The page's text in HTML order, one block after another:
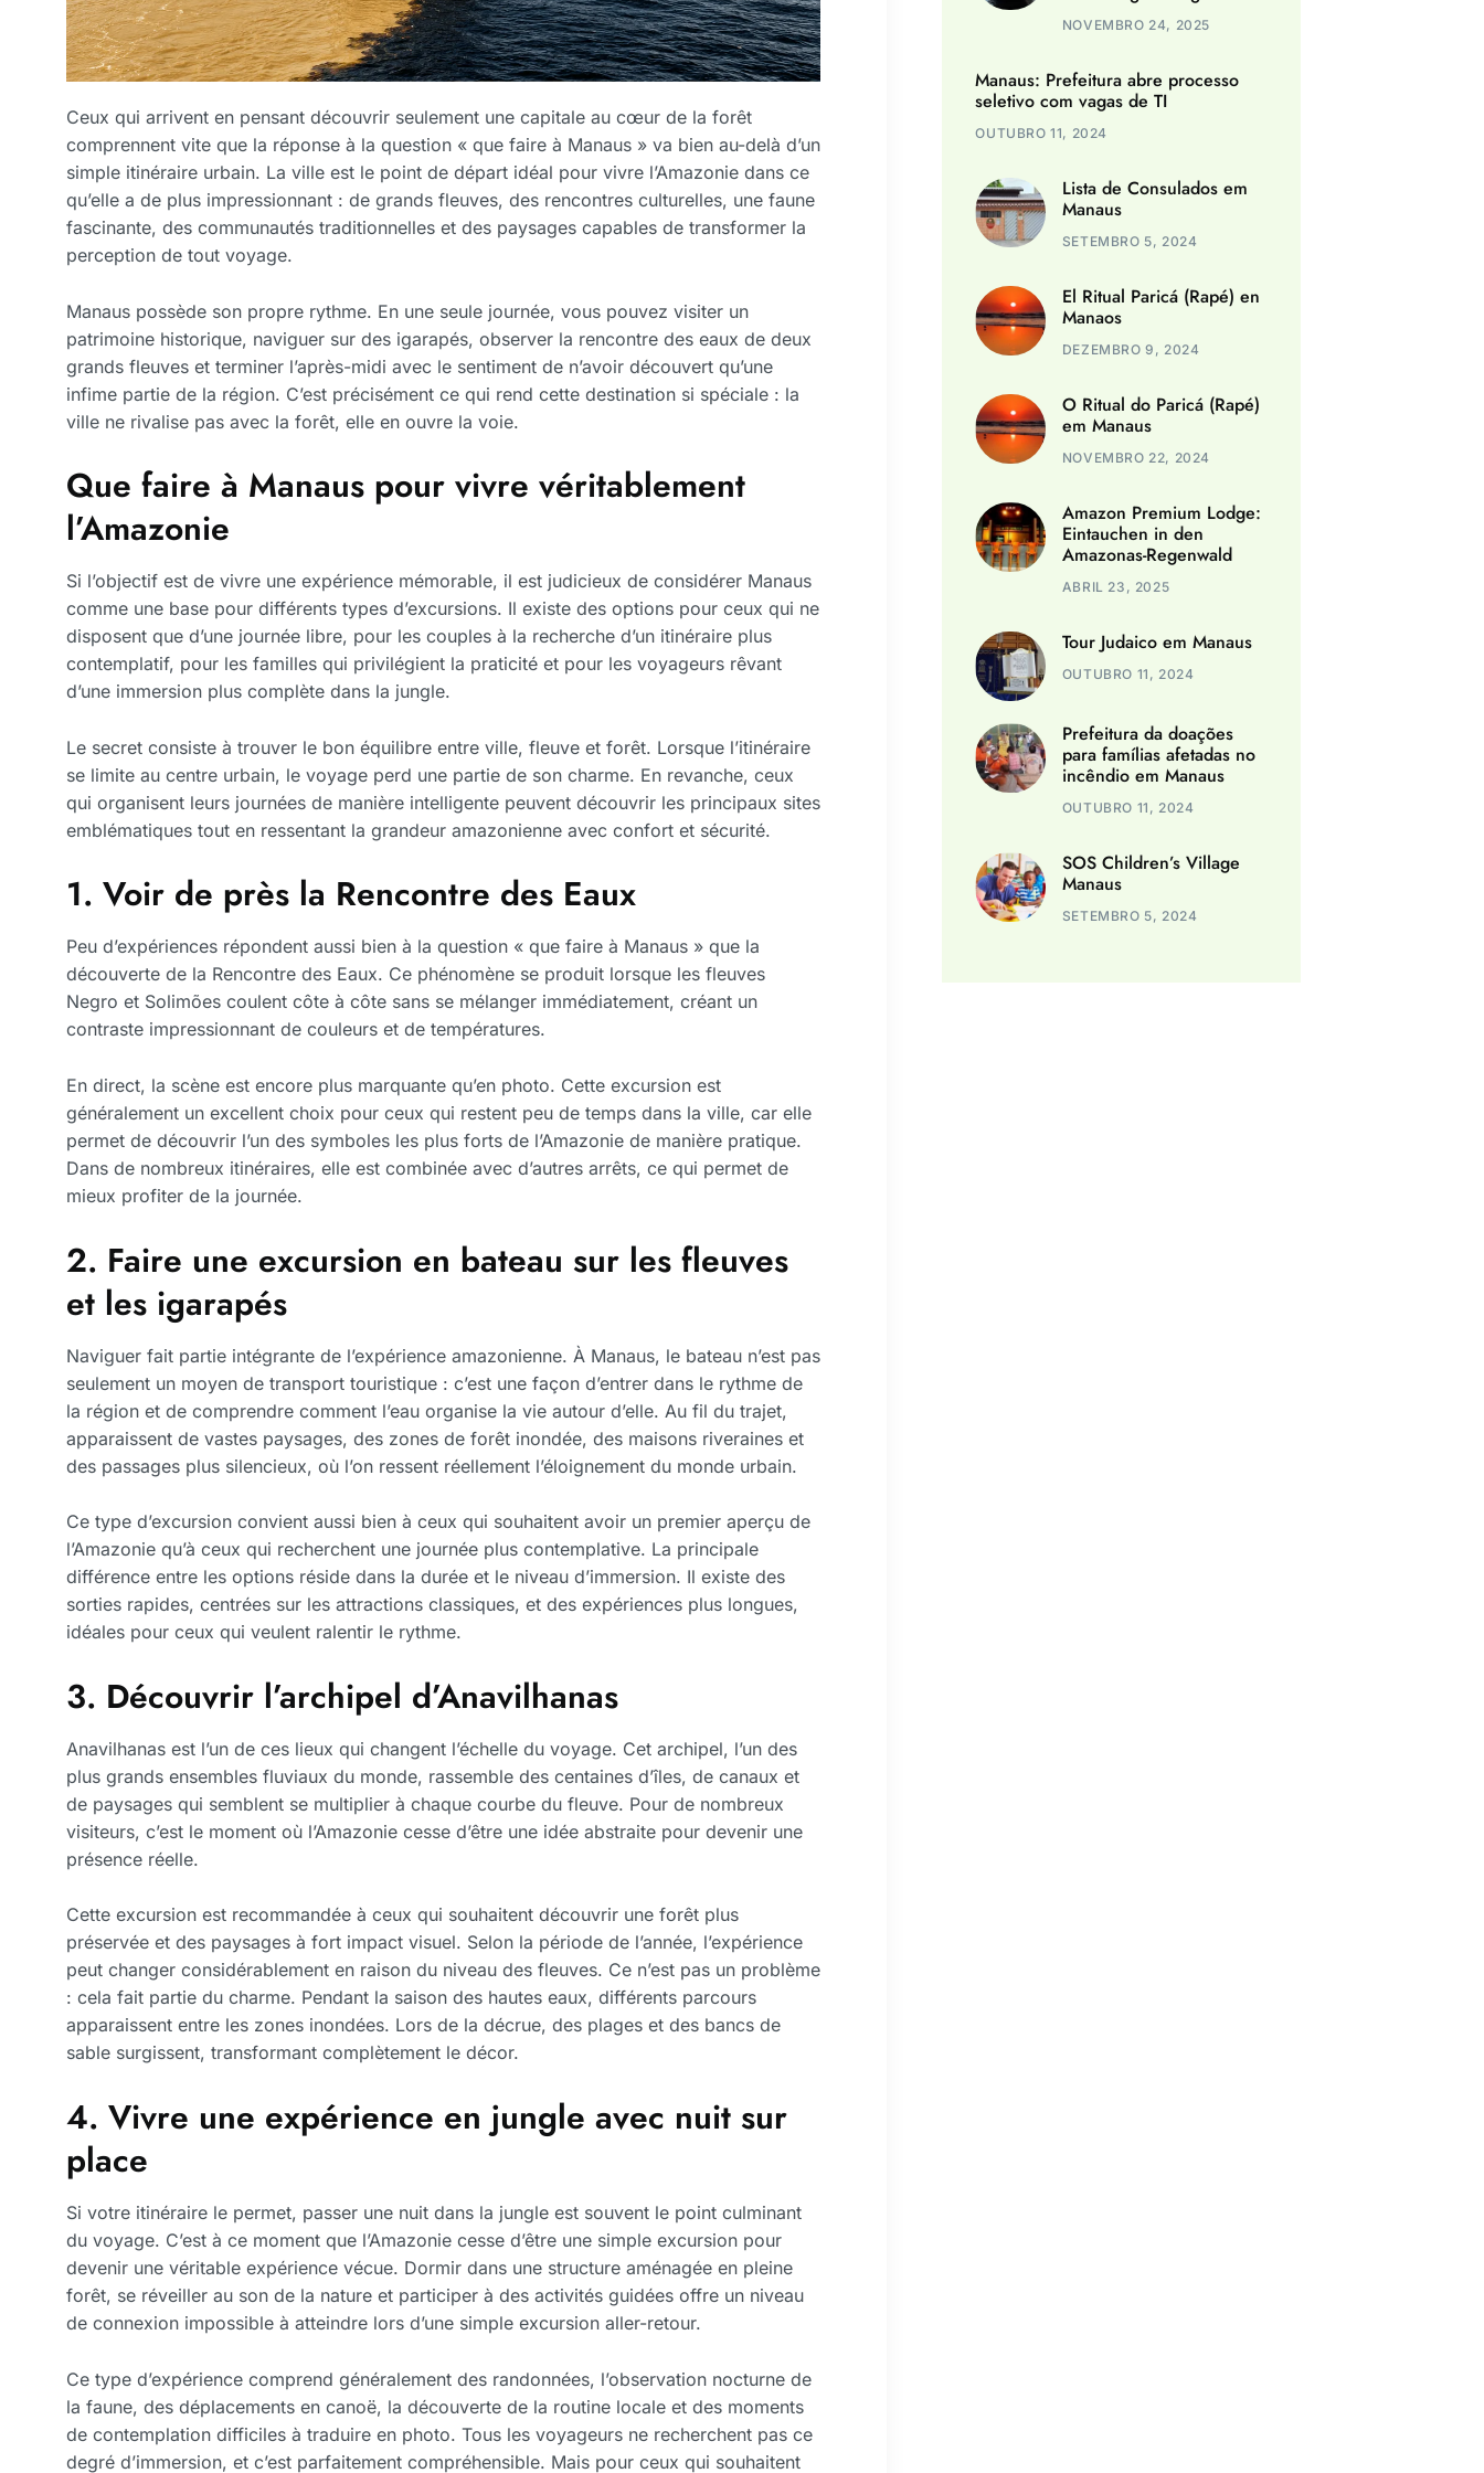
Ceux qui arrivent en pensant découvrir seulement une capitale au cœur de la forêt
comprennent vite que la réponse à la question « que faire à Manaus » va bien au-delà d’un
simple itinéraire urbain. La ville est le point de départ idéal pour vivre l’Amazonie dans ce
qu’elle a de plus impressionnant : de grands fleuves, des rencontres culturelles, une faune
fascinante, des communautés traditionnelles et des paysages capables de transformer la
perception de tout voyage.
Manaus possède son propre rythme. En une seule journée, vous pouvez visiter un
patrimoine historique, naviguer sur des igarapés, observer la rencontre des eaux de deux
grands fleuves et terminer l’après-midi avec le sentiment de n’avoir découvert qu’une
infime partie de la région. C’est précisément ce qui rend cette destination si spéciale : la
ville ne rivalise pas avec la forêt, elle en ouvre la voie.
Que faire à Manaus pour vivre véritablement
l’Amazonie
Si l’objectif est de vivre une expérience mémorable, il est judicieux de considérer Manaus
comme une base pour différents types d’excursions. Il existe des options pour ceux qui ne
disposent que d’une journée libre, pour les couples à la recherche d’un itinéraire plus
contemplatif, pour les familles qui privilégient la praticité et pour les voyageurs rêvant
d’une immersion plus complète dans la jungle.
Le secret consiste à trouver le bon équilibre entre ville, fleuve et forêt. Lorsque l’itinéraire
se limite au centre urbain, le voyage perd une partie de son charme. En revanche, ceux
qui organisent leurs journées de manière intelligente peuvent découvrir les principaux sites
emblématiques tout en ressentant la grandeur amazonienne avec confort et sécurité.
1. Voir de près la Rencontre des Eaux
Peu d’expériences répondent aussi bien à la question « que faire à Manaus » que la
découverte de la Rencontre des Eaux. Ce phénomène se produit lorsque les fleuves
Negro et Solimões coulent côte à côte sans se mélanger immédiatement, créant un
contraste impressionnant de couleurs et de températures.
En direct, la scène est encore plus marquante qu’en photo. Cette excursion est
généralement un excellent choix pour ceux qui restent peu de temps dans la ville, car elle
permet de découvrir l’un des symboles les plus forts de l’Amazonie de manière pratique.
Dans de nombreux itinéraires, elle est combinée avec d’autres arrêts, ce qui permet de
mieux profiter de la journée.
2. Faire une excursion en bateau sur les fleuves
et les igarapés
Naviguer fait partie intégrante de l’expérience amazonienne. À Manaus, le bateau n’est pas
seulement un moyen de transport touristique : c’est une façon d’entrer dans le rythme de
la région et de comprendre comment l’eau organise la vie autour d’elle. Au fil du trajet,
apparaissent de vastes paysages, des zones de forêt inondée, des maisons riveraines et
des passages plus silencieux, où l’on ressent réellement l’éloignement du monde urbain.
Ce type d’excursion convient aussi bien à ceux qui souhaitent avoir un premier aperçu de
l’Amazonie qu’à ceux qui recherchent une journée plus contemplative. La principale
différence entre les options réside dans la durée et le niveau d’immersion. Il existe des
sorties rapides, centrées sur les attractions classiques, et des expériences plus longues,
idéales pour ceux qui veulent ralentir le rythme.
3. Découvrir l’archipel d’Anavilhanas
Anavilhanas est l’un de ces lieux qui changent l’échelle du voyage. Cet archipel, l’un des
plus grands ensembles fluviaux du monde, rassemble des centaines d’îles, de canaux et
de paysages qui semblent se multiplier à chaque courbe du fleuve. Pour de nombreux
visiteurs, c’est le moment où l’Amazonie cesse d’être une idée abstraite pour devenir une
présence réelle.
Cette excursion est recommandée à ceux qui souhaitent découvrir une forêt plus
préservée et des paysages à fort impact visuel. Selon la période de l’année, l’expérience
peut changer considérablement en raison du niveau des fleuves. Ce n’est pas un problème
: cela fait partie du charme. Pendant la saison des hautes eaux, différents parcours
apparaissent entre les zones inondées. Lors de la décrue, des plages et des bancs de
sable surgissent, transformant complètement le décor.
4. Vivre une expérience en jungle avec nuit sur
place
Si votre itinéraire le permet, passer une nuit dans la jungle est souvent le point culminant
du voyage. C’est à ce moment que l’Amazonie cesse d’être une simple excursion pour
devenir une véritable expérience vécue. Dormir dans une structure aménagée en pleine
forêt, se réveiller au son de la nature et participer à des activités guidées offre un niveau
de connexion impossible à atteindre lors d’une simple excursion aller-retour.
Ce type d’expérience comprend généralement des randonnées, l’observation nocturne de
la faune, des déplacements en canoë, la découverte de la routine locale et des moments
de contemplation difficiles à traduire en photo. Tous les voyageurs ne recherchent pas ce
degré d’immersion, et c’est parfaitement compréhensible. Mais pour ceux qui souhaitent
NOVEMBRO 24, 2025
Manaus: Prefeitura abre processo
seletivo com vagas de TI
OUTUBRO 11, 2024
Lista de Consulados em
Manaus
SETEMBRO 5, 2024
El Ritual Paricá (Rapé) en
Manaos
DEZEMBRO 9, 2024
O Ritual do Paricá (Rapé)
em Manaus
NOVEMBRO 22, 2024
Amazon Premium Lodge:
Eintauchen in den
Amazonas-Regenwald
ABRIL 23, 2025
Tour Judaico em Manaus
OUTUBRO 11, 2024
Prefeitura da doações
para famílias afetadas no
incêndio em Manaus
OUTUBRO 11, 2024
SOS Children’s Village
Manaus
SETEMBRO 5, 2024